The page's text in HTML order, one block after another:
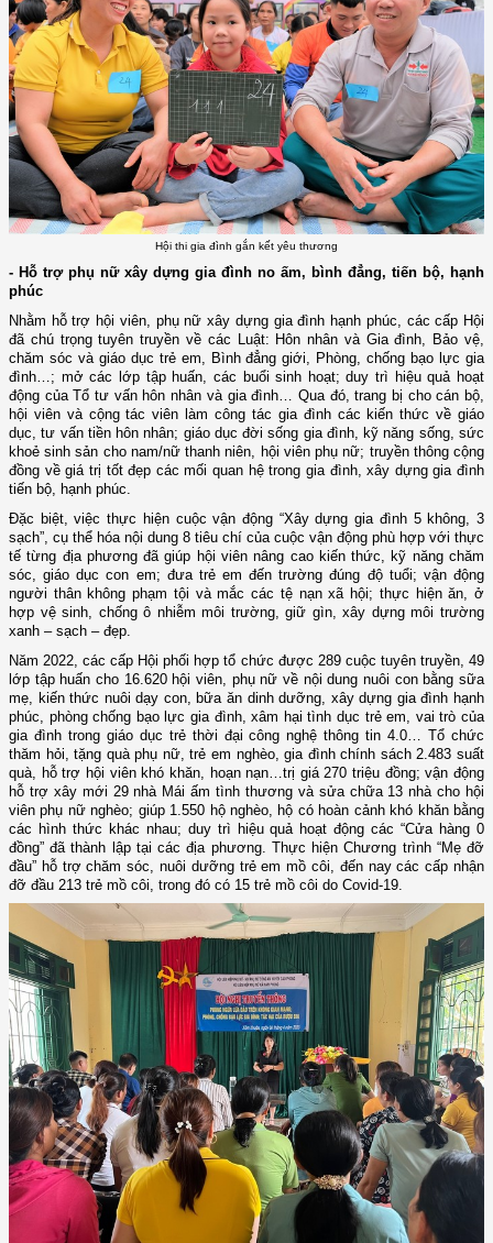
Hội thi gia đình gắn kết yêu thương
- Hỗ trợ phụ nữ xây dựng gia đình no ấm, bình đẳng, tiến bộ, hạnh
phúc
Nhằm hỗ trợ hội viên, phụ nữ xây dựng gia đình hạnh phúc, các cấp Hội
đã chú trọng tuyên truyền về các Luật: Hôn nhân và Gia đình, Bảo vệ,
chăm sóc và giáo dục trẻ em, Bình đẳng giới, Phòng, chống bạo lực gia
đình…; mở các lớp tập huấn, các buổi sinh hoạt; duy trì hiệu quả hoạt
động của Tổ tư vấn hôn nhân và gia đình… Qua đó, trang bị cho cán bộ,
hội viên và cộng tác viên làm công tác gia đình các kiến thức về giáo
dục, tư vấn tiền hôn nhân; giáo dục đời sống gia đình, kỹ năng sống, sức
khoẻ sinh sản cho nam/nữ thanh niên, hội viên phụ nữ; truyền thông cộng
đồng về giá trị tốt đẹp các mối quan hệ trong gia đình, xây dựng gia đình
tiến bộ, hạnh phúc.
Đặc biệt, việc thực hiện cuộc vận động “Xây dựng gia đình 5 không, 3
sạch”, cụ thể hóa nội dung 8 tiêu chí của cuộc vận động phù hợp với thực
tế từng địa phương đã giúp hội viên nâng cao kiến thức, kỹ năng chăm
sóc, giáo dục con em; đưa trẻ em đến trường đúng độ tuổi; vận động
người thân không phạm tội và mắc các tệ nạn xã hội; thực hiện ăn, ở
hợp vệ sinh, chống ô nhiễm môi trường, giữ gìn, xây dựng môi trường
xanh – sạch – đẹp.
Năm 2022, các cấp Hội phối hợp tổ chức được 289 cuộc tuyên truyền, 49
lớp tập huấn cho 16.620 hội viên, phụ nữ về nội dung nuôi con bằng sữa
mẹ, kiến thức nuôi dạy con, bữa ăn dinh dưỡng, xây dựng gia đình hạnh
phúc, phòng chống bạo lực gia đình, xâm hại tình dục trẻ em, vai trò của
gia đình trong giáo dục trẻ thời đại công nghệ thông tin 4.0…Tổ chức
thăm hỏi, tặng quà phụ nữ, trẻ em nghèo, gia đình chính sách 2.483 suất
quà, hỗ trợ hội viên khó khăn, hoạn nạn…trị giá 270 triệu đồng; vận động
hỗ trợ xây mới 29 nhà Mái ấm tình thương và sửa chữa 13 nhà cho hội
viên phụ nữ nghèo; giúp 1.550 hộ nghèo, hộ có hoàn cảnh khó khăn bằng
các hình thức khác nhau; duy trì hiệu quả hoạt động các “Cửa hàng 0
đồng” đã thành lập tại các địa phương. Thực hiện Chương trình “Mẹ đỡ
đầu” hỗ trợ chăm sóc, nuôi dưỡng trẻ em mồ côi, đến nay các cấp nhận
đỡ đầu 213 trẻ mồ côi, trong đó có 15 trẻ mồ côi do Covid-19.